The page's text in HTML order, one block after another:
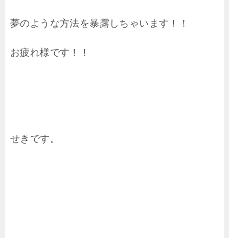
夢のような方法を暴露しちゃいます！！
お疲れ様です！！
せきです。